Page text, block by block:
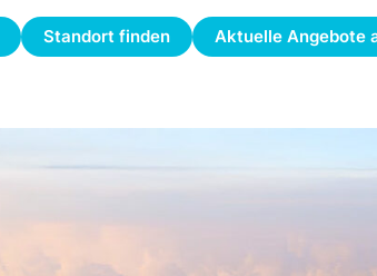
Standort finden Aktuelle Angebote